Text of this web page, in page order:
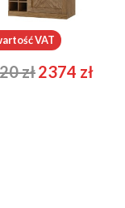
Cozy 15
zł2374 zł
VAT